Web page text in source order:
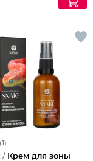
(1)
/ Крем для зоны